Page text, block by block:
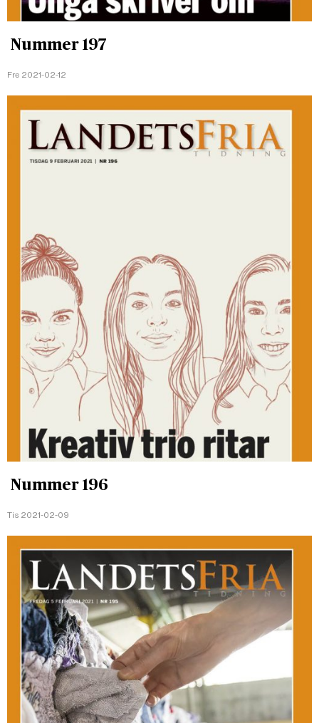
Nummer 197
Fre 2021-02-12
Nummer 196
Tis 2021-02-09